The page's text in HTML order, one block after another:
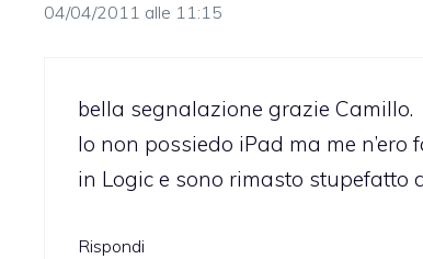
04/04/2011 alle 11:15
bella segnalazione grazie Camillo.
Io non possiedo iPad ma me
in Logic e sono rimasto stupefatto
Rispondi